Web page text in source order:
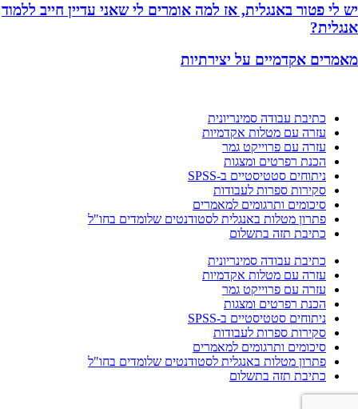
יש לי פטור באנגלית, אז למה אומרים לי שאני עדיין חייב ללמוד
אנגלית?
מאמרים אקדמיים על יצירתיות
כתיבת עבודה סמינריונית
עזרה עם מטלות אקדמיות
עזרה עם פרוייקט גמר
הכנת רפרטים ומצגות
ניתוחים סטטיסטיים ב-SPSS
סקירות ספרות לעבודות
סיכומים ותרגומים למאמרים
פתרון מטלות באנגלית לסטודנטים שלומדים בחו"ל
כתיבת תזה בתשלום
כתיבת עבודה סמינריונית
עזרה עם מטלות אקדמיות
עזרה עם פרוייקט גמר
הכנת רפרטים ומצגות
ניתוחים סטטיסטיים ב-SPSS
סקירות ספרות לעבודות
סיכומים ותרגומים למאמרים
פתרון מטלות באנגלית לסטודנטים שלומדים בחו"ל
כתיבת תזה בתשלום